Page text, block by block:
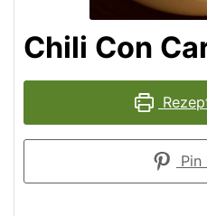
Chili Con
Pin